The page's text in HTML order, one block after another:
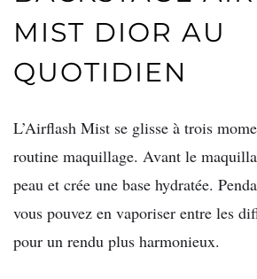
MIST DIOR AU
QUOTIDIEN
L’Airflash Mist se glisse à trois
routine maquillage. Avant le
peau et crée une base hydratée.
vous pouvez en vaporiser entre les
pour un rendu plus harmonieux.